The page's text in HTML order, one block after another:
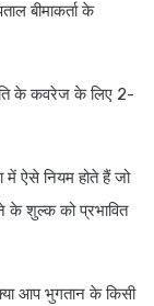
बीमाकर्ता के
के कवरेज के लिए 2-
ऐसे नियम होते हैं जो
के शुल्क को प्रभावित
आप भुगतान के किसी